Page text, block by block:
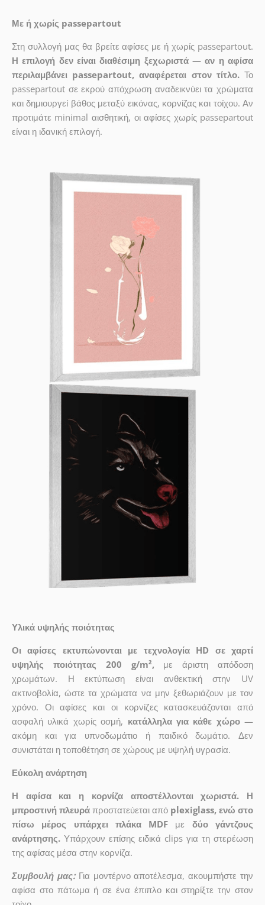
Με ή χωρίς passepartout
Στη συλλογή μας θα βρείτε αφίσες με ή χωρίς passepartout.
Η επιλογή δεν είναι διαθέσιμη ξεχωριστά — αν η αφίσα
περιλαμβάνει passepartout, αναφέρεται στον τίτλο. Το
passepartout σε εκρού απόχρωση αναδεικνύει τα χρώματα
και δημιουργεί βάθος μεταξύ εικόνας, κορνίζας και τοίχου. Αν
προτιμάτε minimal αισθητική, οι αφίσες χωρίς passepartout
είναι η ιδανική επιλογή.
Υλικά υψηλής ποιότητας
Οι αφίσες εκτυπώνονται με τεχνολογία HD σε χαρτί
υψηλής ποιότητας 200 g/m²,
με άριστη απόδοση
χρωμάτων. Η εκτύπωση είναι ανθεκτική στην UV
ακτινοβολία, ώστε τα χρώματα να μην ξεθωριάζουν με τον
χρόνο. Οι αφίσες και οι κορνίζες κατασκευάζονται από
ασφαλή υλικά χωρίς οσμή, κατάλληλα για κάθε χώρο —
ακόμη και για υπνοδωμάτιο ή παιδικό δωμάτιο. Δεν
συνιστάται η τοποθέτηση σε χώρους με υψηλή υγρασία.
Εύκολη ανάρτηση
Η αφίσα και η κορνίζα αποστέλλονται χωριστά. Η
μπροστινή πλευρά προστατεύεται από plexiglass, ενώ στο
πίσω μέρος υπάρχει πλάκα MDF
με
δύο γάντζους
ανάρτησης. Υπάρχουν επίσης ειδικά clips για τη στερέωση
της αφίσας μέσα στην κορνίζα.
Συμβουλή μας: Για μοντέρνο αποτέλεσμα, ακουμπήστε την
αφίσα στο πάτωμα ή σε ένα έπιπλο και στηρίξτε την στον